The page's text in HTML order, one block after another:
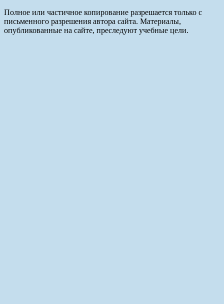
Полное или частичное копирование разрешается только с
письменного разрешения автора сайта. Материалы,
опубликованные на сайте, преследуют учебные цели.